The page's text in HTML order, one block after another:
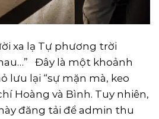
xa lạ Tự phương trời
Đây là một khoảnh
lưu lại “sự mặn mà, keo
Hoàng và Bình. Tuy nhiên,
đăng tải để admin thu